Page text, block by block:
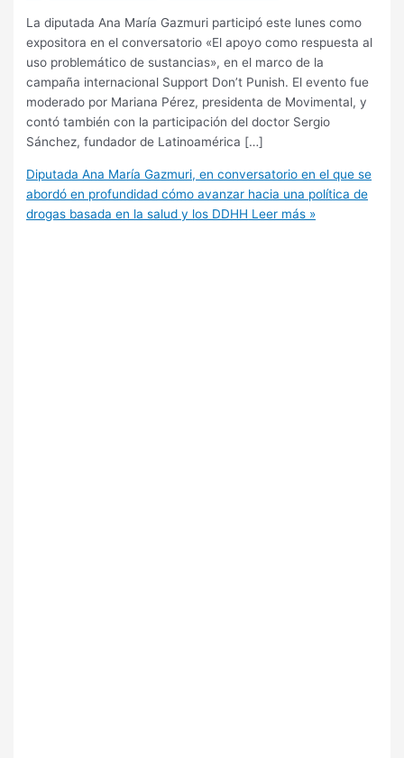
La diputada Ana María Gazmuri participó este lunes como
expositora en el conversatorio «El apoyo como respuesta al
uso problemático de sustancias», en el marco de la
campaña internacional Support Don’t Punish. El evento fue
moderado por Mariana Pérez, presidenta de Movimental, y
contó también con la participación del doctor Sergio
Sánchez, fundador de Latinoamérica […]
Diputada Ana María Gazmuri, en conversatorio en el que se
abordó en profundidad cómo avanzar hacia una política de
drogas basada en la salud y los DDHH Leer más »